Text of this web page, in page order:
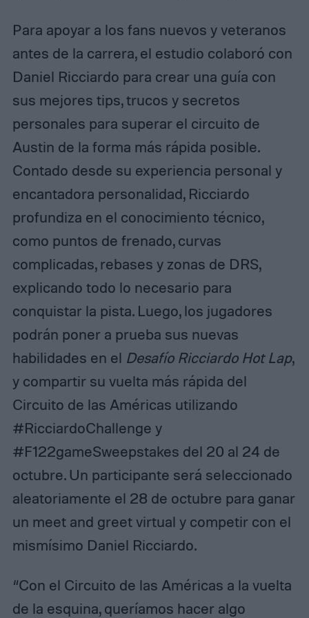
Para apoyar a los fans nuevos y veteranos
antes de la carrera, el estudio colaboró con
Daniel Ricciardo para crear una guía con
sus mejores tips, trucos y secretos
personales para superar el circuito de
Austin de la forma más rápida posible.
Contado desde su experiencia personal y
encantadora personalidad, Ricciardo
profundiza en el conocimiento técnico,
como puntos de frenado, curvas
complicadas, rebases y zonas de DRS,
explicando todo lo necesario para
conquistar la pista. Luego, los jugadores
podrán poner a prueba sus nuevas
habilidades en el Desafío Ricciardo Hot Lap,
y compartir su vuelta más rápida del
Circuito de las Américas utilizando
#RicciardoChallenge y
#F122gameSweepstakes del 20 al 24 de
octubre. Un participante será seleccionado
aleatoriamente el 28 de octubre para ganar
un meet and greet virtual y competir con el
mismísimo Daniel Ricciardo.
“Con el Circuito de las Américas a la vuelta
de la esquina, queríamos hacer algo